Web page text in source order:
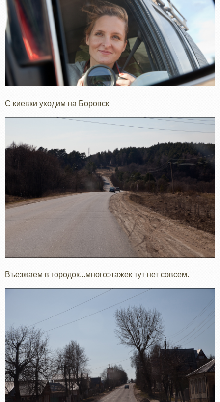
С киевки уходим на Боровск.
Въезжаем в городок...многоэтажек тут нет совсем.